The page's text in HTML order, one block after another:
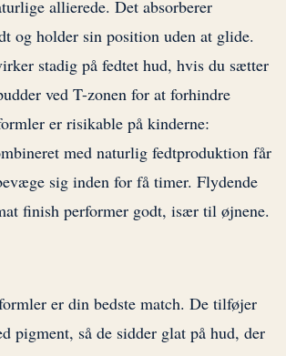
allierede. Det absorberer
og holder sin position uden at glide.
stadig på fedtet hud, hvis du sætter
ved T-zonen for at forhindre
er risikable på kinderne:
med naturlig fedtproduktion får
sig inden for få timer. Flydende
finish performer godt, især til øjnene.
er din bedste match. De tilføjer
pigment, så de sidder glat på hud, der